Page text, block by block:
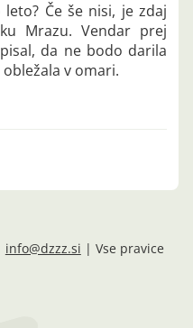
Če še nisi, je zdaj
Mrazu. Vendar prej
da ne bodo darila
v omari.
info@dzzz.si | Vse pravice